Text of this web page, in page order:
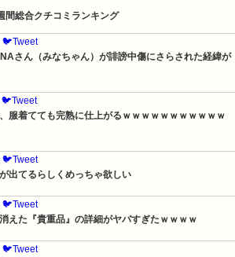
間総合クチコミランキング
🐦Tweet
さん（みなちゃん）が誹謗中傷にさらされた経緯が
🐦Tweet
服着てても完熟に仕上がるｗｗｗｗｗｗｗｗｗｗｗ
🐦Tweet
出てるらしくめっちゃ欲しい
🐦Tweet
えた『貴重品』の詳細がヤバすぎたｗｗｗｗ
🐦Tweet